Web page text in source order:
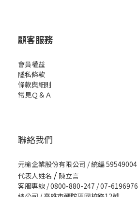
顧客服務
會員權益
隱私條款
條款與細則
常見Ｑ＆Ａ
聯絡我們
元榆企業股份有限公司 / 統編 59549004
代表人姓名 / 陳立言
客服專線 / 0800-880-247 / 07-6196976